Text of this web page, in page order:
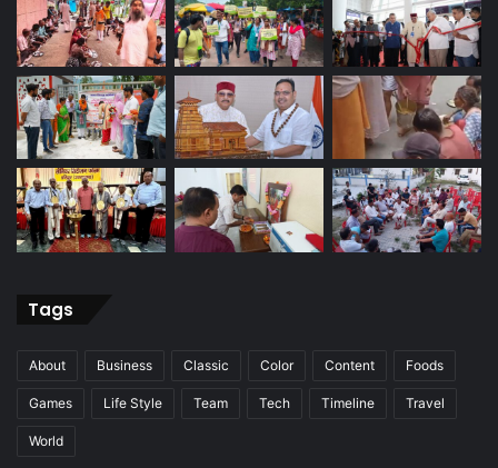
Tags
About Business Classic Color Content Foods
Games Life Style Team Tech Timeline Travel
World